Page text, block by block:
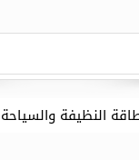
20 أغسطس.. انطلاق الدورة الثامنة لمعرض تكنولوجيا الليد ونظم الإضاءة الحديثة بالقاهرة الجديدة